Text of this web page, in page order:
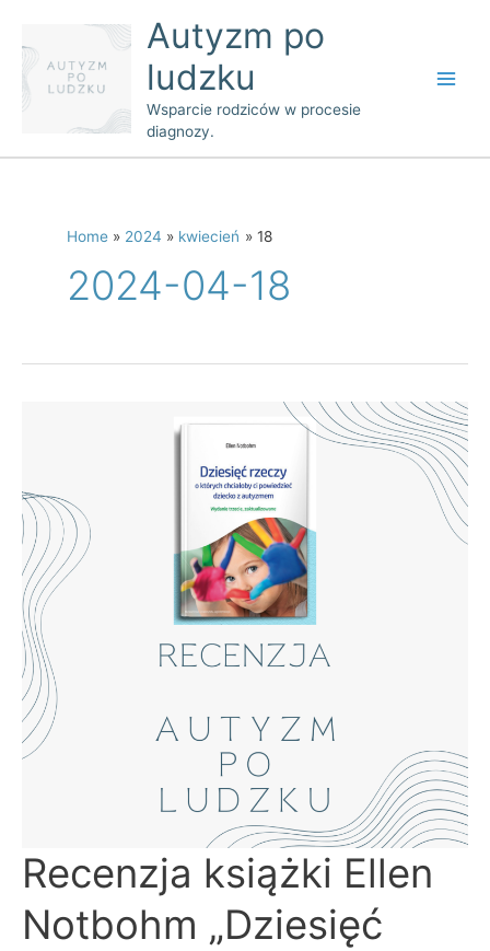
content
Autyzm po
ludzku
Wsparcie rodziców w procesie
diagnozy.
Home 2024 kwiecień 18
2024-04-18
Recenzja książki Ellen
Notbohm „Dziesięć
książki
Ellen
„Dziesięć
rzeczy,
o